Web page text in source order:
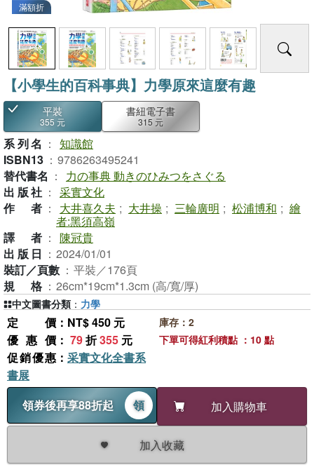
滿額折
【小學生的百科事典】力學原來這麼有趣
平裝
355 元
書紐電子書
315 元
系列名 ： 知識館
ISBN13 ： 9786263495241
替代書名 ：
力の事典 動きのひみつをさぐる
出版社 ： 采實文化
作者 ： 大井喜久夫 ; 大井操 ; 三輪廣明 ; 松浦博和 ; 繪
者:黑須高嶺
譯者 ： 陳冠貴
出版日 ： 2024/01/01
裝訂／頁數 ： 平裝／176頁
規格 ： 26cm*19cm*1.3cm (高/寬/厚)
定價 ：NT$ 450 元
優惠價 ： 79折355 元
促銷優惠 ： 采實文化全書系
書展
領券後再享88折起
領 加入購物車
加入收藏
庫存：2
下單可得紅利積點 ：10 點
中文圖書分類 ： 力學